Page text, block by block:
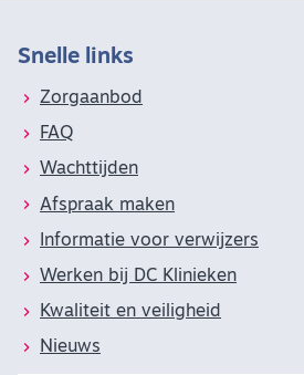
Snelle links
Zorgaanbod
FAQ
Wachttijden
Afspraak maken
Informatie voor verwijzers
Werken bij DC Klinieken
Kwaliteit en veiligheid
Nieuws